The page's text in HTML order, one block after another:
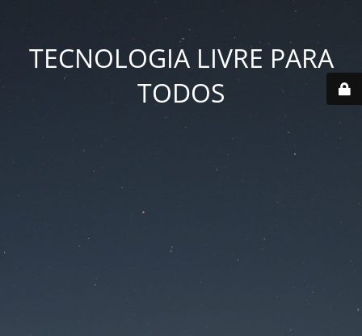
TECNOLOGIA LIVRE PARA
TODOS